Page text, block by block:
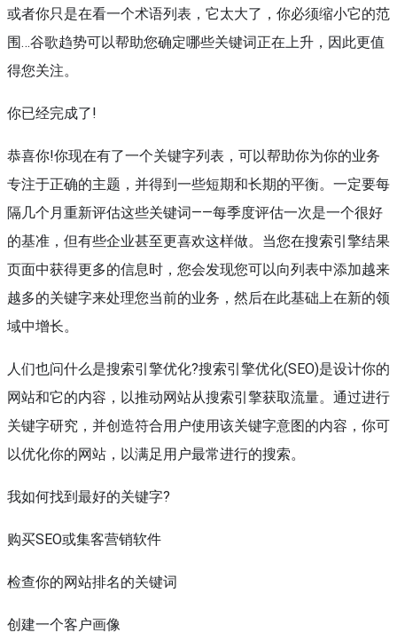
或者你只是在看一个术语列表，它太大了，你必须缩小它的范
围…谷歌趋势可以帮助您确定哪些关键词正在上升，因此更值
得您关注。
你已经完成了!
恭喜你!你现在有了一个关键字列表，可以帮助你为你的业务
专注于正确的主题，并得到一些短期和长期的平衡。一定要每
隔几个月重新评估这些关键词——每季度评估一次是一个很好
的基准，但有些企业甚至更喜欢这样做。当您在搜索引擎结果
页面中获得更多的信息时，您会发现您可以向列表中添加越来
越多的关键字来处理您当前的业务，然后在此基础上在新的领
域中增长。
人们也问什么是搜索引擎优化?搜索引擎优化(SEO)是设计你的
网站和它的内容，以推动网站从搜索引擎获取流量。通过进行
关键字研究，并创造符合用户使用该关键字意图的内容，你可
以优化你的网站，以满足用户最常进行的搜索。
我如何找到最好的关键字?
购买SEO或集客营销软件
检查你的网站排名的关键词
创建一个客户画像